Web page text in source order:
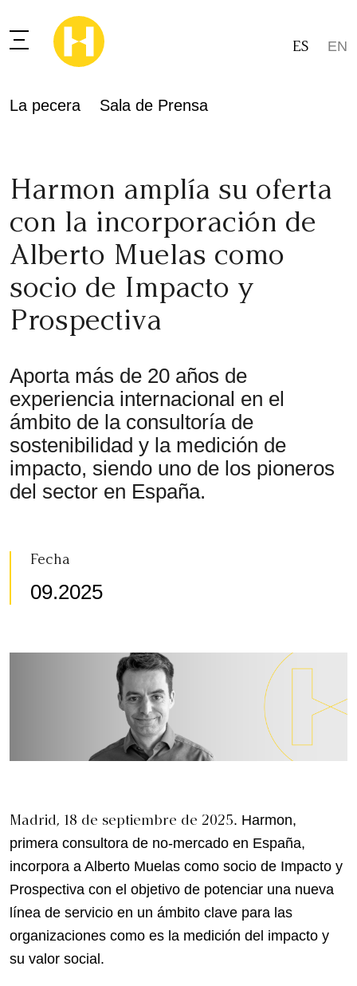
ES EN
La pecera Sala de Prensa
Fecha
09.2025
Harmon amplía su oferta
con la incorporación de
Alberto Muelas como
socio de Impacto y
Prospectiva
Aporta más de 20 años de
experiencia internacional en el
ámbito de la consultoría de
sostenibilidad y la medición de
impacto, siendo uno de los pioneros
del sector en España.
Madrid, 18 de septiembre de 2025. Harmon,
primera consultora de no-mercado en España,
incorpora a Alberto Muelas como socio de Impacto y
Prospectiva con el objetivo de potenciar una nueva
línea de servicio en un ámbito clave para las
organizaciones como es la medición del impacto y
su valor social.